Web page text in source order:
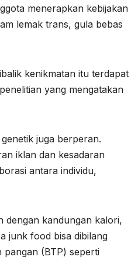
menerapkan kebijakan
lemak trans, gula bebas
kenikmatan itu terdapat
yang mengatakan
juga berperan.
iklan dan kesadaran
antara individu,
dengan kandungan kalori,
junk food bisa dibilang
pangan (BTP) seperti